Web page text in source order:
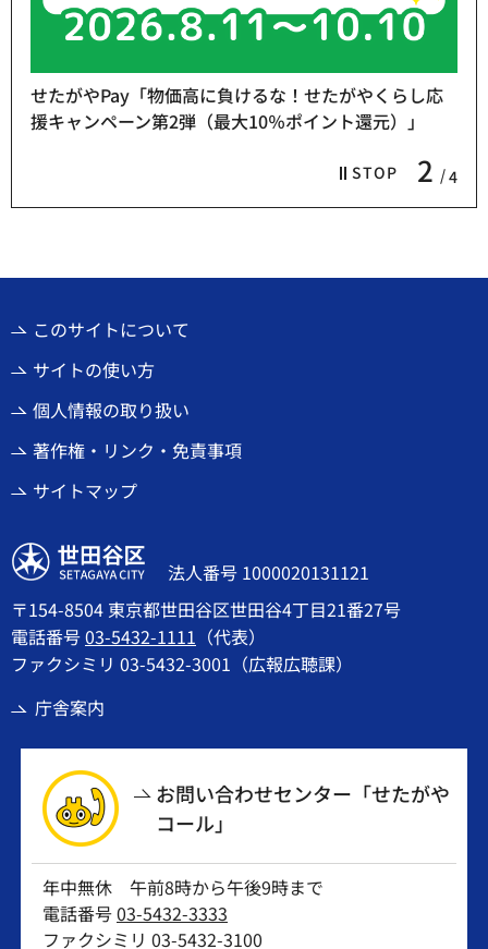
STOP 2 4
せたがやPay「物価高に負けるな！せたがやくらし応
援キャンペーン第2弾（最大10％ポイント還元）」
このサイトについて
サイトの使い方
個人情報の取り扱い
著作権・リンク・免責事項
サイトマップ
世田谷区
法人番号 1000020131121
〒154-8504 東京都世田谷区世田谷4丁目21番27号
電話番号03-5432-1111 （代表）
ファクシミリ 03-5432-3001（広報広聴課）
庁舎案内
お問い合わせセンター「せたがや
コール」
年中無休 午前8時から午後9時まで
電話番号03-5432-3333
ファクシミリ 03-5432-3100